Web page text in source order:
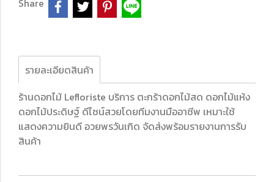
Share
รายละเอียดสินค้า
ร้านดอกไม้ Lefloriste บริการ ตะกร้าดอกไม้สด ดอกไม้แห้ง
ดอกไม้ประดิษฐ์ ดีไซน์สวยโดยทีมงานมืออาชีพ เหมาะใช้
แสดงความยินดี อวยพรวันเกิด จัดส่งพร้อมรายงานการรับ
สินค้า